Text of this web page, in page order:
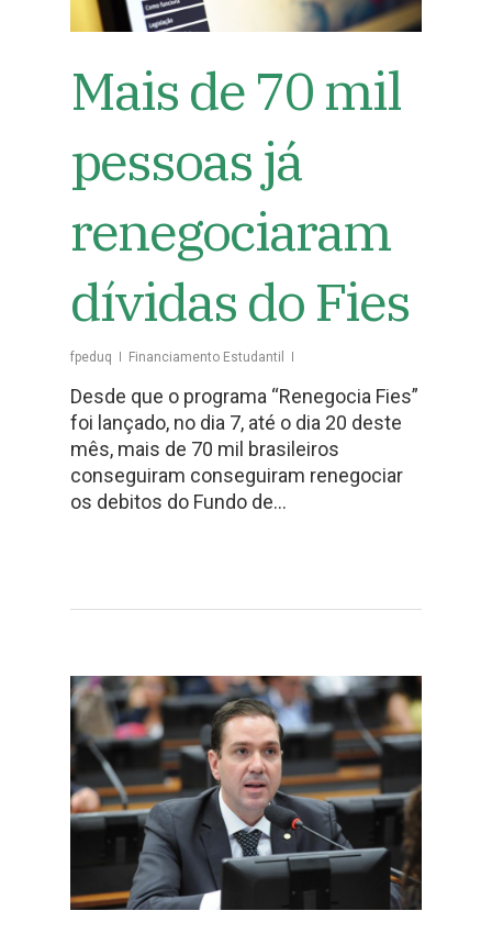
Mais de 70 mil
pessoas já
renegociaram
dívidas do Fies
fpeduq Financiamento Estudantil
Desde que o programa “Renegocia Fies”
foi lançado, no dia 7, até o dia 20 deste
mês, mais de 70 mil brasileiros
conseguiram conseguiram renegociar
os debitos do Fundo de…